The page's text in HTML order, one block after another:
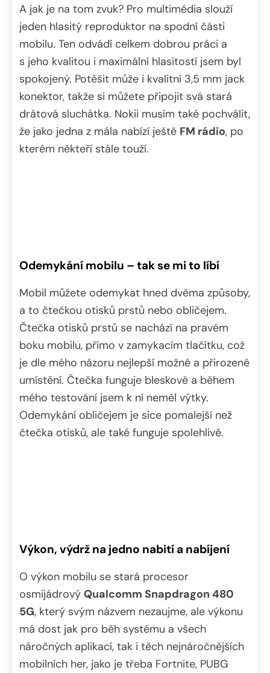
A jak je na tom zvuk? Pro multimédia slouží
jeden hlasitý reproduktor na spodní části
mobilu. Ten odvádí celkem dobrou práci a
s jeho kvalitou i maximální hlasitostí jsem byl
spokojený. Potěšit může i kvalitní 3,5 mm jack
konektor, takže si můžete připojit svá stará
drátová sluchátka. Nokii musím také pochválit,
že jako jedna z mála nabízí ještě FM rádio, po
kterém někteří stále touží.
Odemykání mobilu – tak se mi to líbí
Mobil můžete odemykat hned dvěma způsoby,
a to čtečkou otisků prstů nebo obličejem.
Čtečka otisků prstů se nachází na pravém
boku mobilu, přímo v zamykacím tlačítku, což
je dle mého názoru nejlepší možné a přirozené
umístění. Čtečka funguje bleskově a během
mého testování jsem k ní neměl výtky.
Odemykání obličejem je sice pomalejší než
čtečka otisků, ale také funguje spolehlivě.
Výkon, výdrž na jedno nabití a nabíjení
O výkon mobilu se stará procesor
osmijádrový Qualcomm Snapdragon 480
5G, který svým názvem nezaujme, ale výkonu
má dost jak pro běh systému a všech
náročných aplikací, tak i těch nejnáročnějších
mobilních her, jako je třeba Fortnite, PUBG